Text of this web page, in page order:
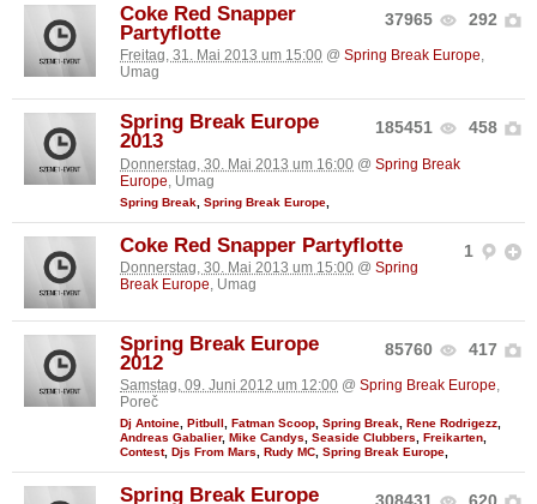
37965 292
Coke Red Snapper
Partyflotte
Freitag, 31. Mai 2013 um 15:00 @ Spring Break Europe,
Umag
185451 458
Spring Break Europe
2013
Donnerstag, 30. Mai 2013 um 16:00 @ Spring Break
Europe , Umag
Spring Break Spring Break Europe
1
Coke Red Snapper Partyflotte
Donnerstag, 30. Mai 2013 um 15:00 @ Spring
Break Europe, Umag
85760 417
Spring Break Europe
2012
Samstag, 09. Juni 2012 um 12:00 @ Spring Break Europe,
Poreč
Dj Antoine Pitbull Fatman Scoop Spring Break Rene Rodrigezz
Andreas Gabalier, Mike Candys Seaside Clubbers Freikarten
Contest, Djs From Mars Rudy MC Spring Break Europe
Spring Break Europe